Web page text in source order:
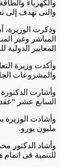
والتى تهدف إلى
وذكرت الوزيرة،
المباشر وغير
المعايير
وأكدت وزيرة
والمشروعات
السابع عشر
مليون يورو.
وأشاد الدكتور
للتنمية فى